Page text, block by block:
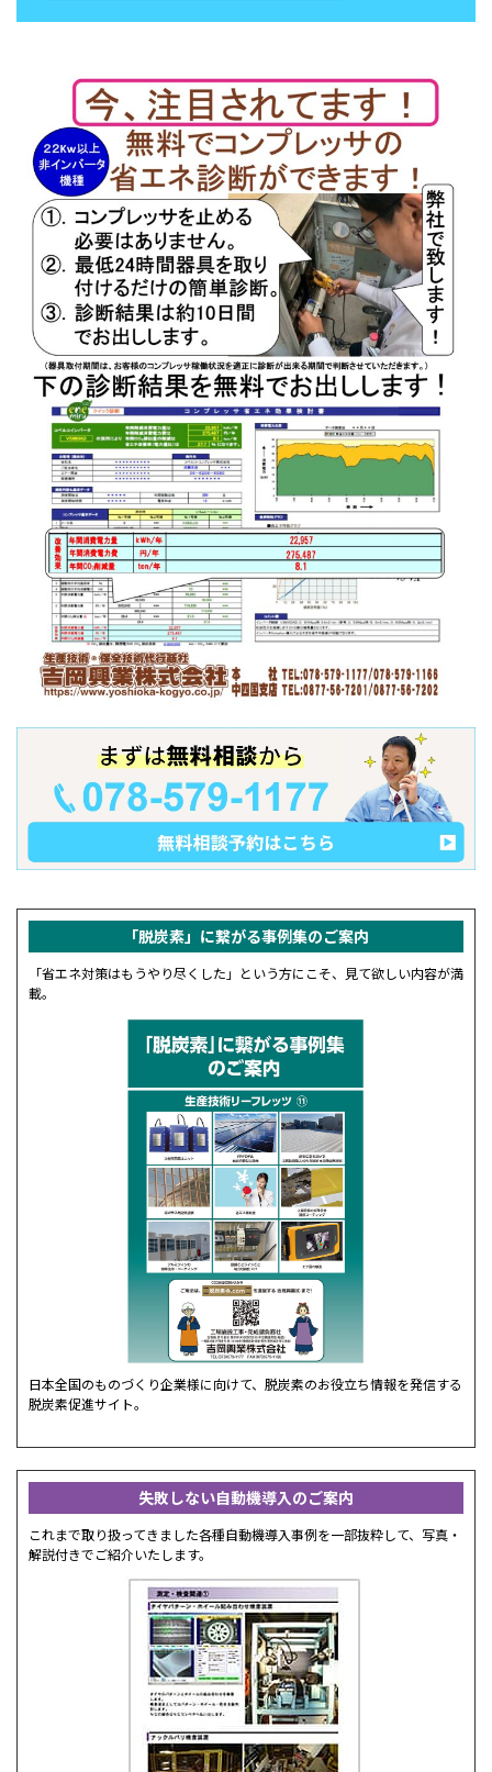
「脱炭素」に繋がる事例集のご案内
「省エネ対策はもうやり尽くした」という方にこそ、見て欲しい内容が満
載。
日本全国のものづくり企業様に向けて、脱炭素のお役立ち情報を発信する
脱炭素促進サイト。
失敗しない自動機導入のご案内
これまで取り扱ってきました各種自動機導入事例を一部抜粋して、写真・
解説付きでご紹介いたします。